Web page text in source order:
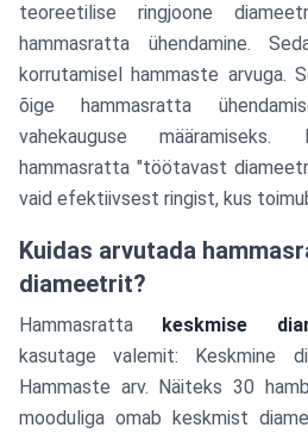
teoreetilise ringjoone
hammasratta ühendamine.
korrutamisel hammaste arvuga.
õige hammasratta
vahekauguse
hammasratta "töötavast
vaid efektiivsest ringist, kus
Kuidas arvutada
diameetrit?
Hammasratta keskmise
kasutage valemit: Keskmine
Hammaste arv. Näiteks 30
mooduliga omab keskmist